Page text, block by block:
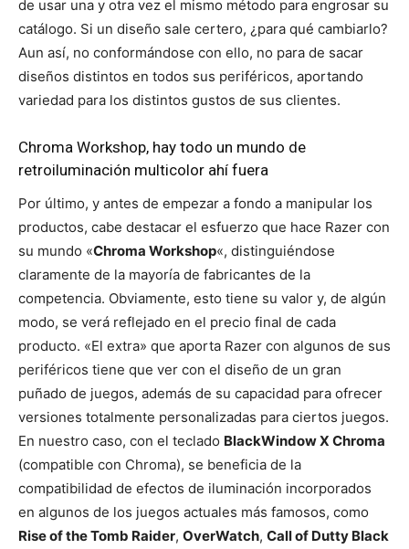
de usar una y otra vez el mismo método para engrosar su
catálogo. Si un diseño sale certero, ¿para qué cambiarlo?
Aun así, no conformándose con ello, no para de sacar
diseños distintos en todos sus periféricos, aportando
variedad para los distintos gustos de sus clientes.
Chroma Workshop, hay todo un mundo de
retroiluminación multicolor ahí fuera
Por último, y antes de empezar a fondo a manipular los
productos, cabe destacar el esfuerzo que hace Razer con
su mundo «Chroma Workshop«, distinguiéndose
claramente de la mayoría de fabricantes de la
competencia. Obviamente, esto tiene su valor y, de algún
modo, se verá reflejado en el precio final de cada
producto. «El extra» que aporta Razer con algunos de sus
periféricos tiene que ver con el diseño de un gran
puñado de juegos, además de su capacidad para ofrecer
versiones totalmente personalizadas para ciertos juegos.
En nuestro caso, con el teclado BlackWindow X Chroma
(compatible con Chroma), se beneficia de la
compatibilidad de efectos de iluminación incorporados
en algunos de los juegos actuales más famosos, como
Rise of the Tomb Raider, OverWatch, Call of Dutty Black